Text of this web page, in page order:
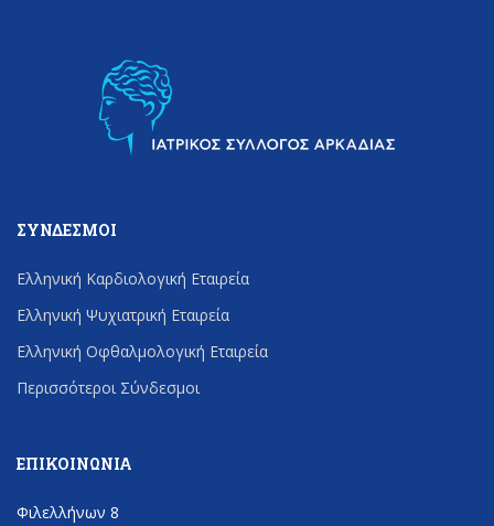
ΣΎΝΔΕΣΜΟΙ
Ελληνική Καρδιολογική Εταιρεία
Ελληνική Ψυχιατρική Εταιρεία
Ελληνική Οφθαλμολογική Εταιρεία
Περισσότεροι Σύνδεσμοι
ΕΠΙΚΟΙΝΩΝΊΑ
Φιλελλήνων 8